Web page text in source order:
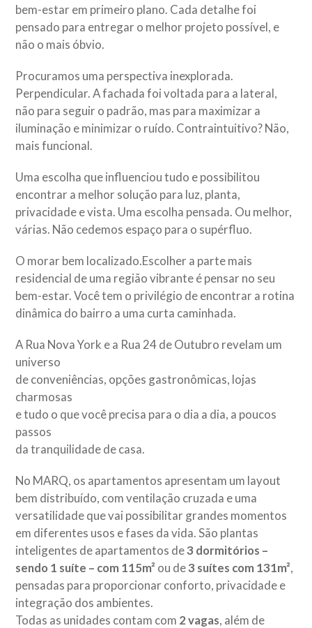
bem-estar em primeiro plano. Cada detalhe foi
pensado para entregar o melhor projeto possível, e
não o mais óbvio.
Procuramos uma perspectiva inexplorada.
Perpendicular. A fachada foi voltada para a lateral,
não para seguir o padrão, mas para maximizar a
iluminação e minimizar o ruído. Contraintuitivo? Não,
mais funcional.
Uma escolha que influenciou tudo e possibilitou
encontrar a melhor solução para luz, planta,
privacidade e vista. Uma escolha pensada. Ou melhor,
várias. Não cedemos espaço para o supérfluo.
O morar bem localizado.Escolher a parte mais
residencial de uma região vibrante é pensar no seu
bem-estar. Você tem o privilégio de encontrar a rotina
dinâmica do bairro a uma curta caminhada.
A Rua Nova York e a Rua 24 de Outubro revelam um
universo
de conveniências, opções gastronômicas, lojas
charmosas
e tudo o que você precisa para o dia a dia, a poucos
passos
da tranquilidade de casa.
No MARQ, os apartamentos apresentam um layout
bem distribuído, com ventilação cruzada e uma
versatilidade que vai possibilitar grandes momentos
em diferentes usos e fases da vida. São plantas
inteligentes de apartamentos de3 dormitórios –
sendo 1 suíte – com 115m² ou de3 suítes com 131m²,
pensadas para proporcionar conforto, privacidade e
integração dos ambientes.
Todas as unidades contam com 2 vagas, além de